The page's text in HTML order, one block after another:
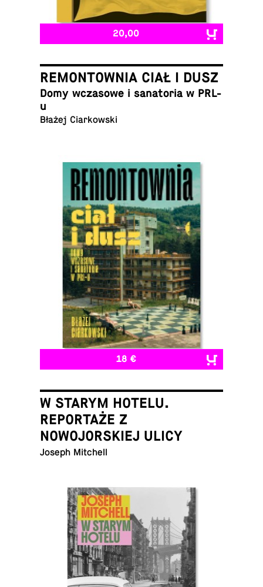
20,00
REMONTOWNIA CIAŁ I DUSZ
Domy wcza­sowe i sana­to­ria w PRL-
u
Błażej Ciarkowski
18 €
W STARYM HOTELU.
REPORTAŻE Z
NOWOJORSKIEJ ULICY
Joseph Mitchell